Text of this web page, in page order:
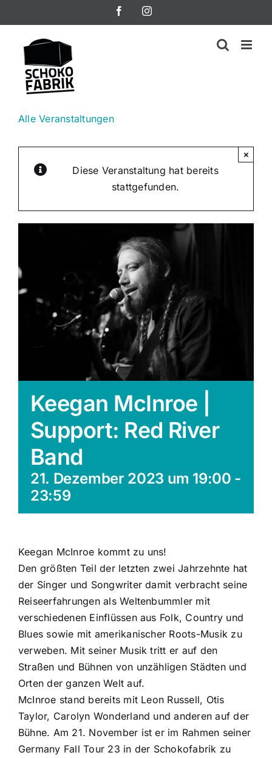
Inhalt
springen
FacebookInstagram
Alle Veranstaltungen
Diese Veranstaltung hat bereits
stattgefunden.
×
Keegan McInroe |
Support: Red River
Band
21. Dezember 2023 um 19:00 -
23:59
Keegan McInroe kommt zu uns!
Den größten Teil der letzten zwei Jahrzehnte hat
der Singer und Songwriter damit verbracht seine
Reiseerfahrungen als Weltenbummler mit
verschiedenen Einflüssen aus Folk, Country und
Blues sowie mit amerikanischer Roots-Musik zu
verweben. Mit seiner Musik tritt er auf den
Straßen und Bühnen von unzähligen Städten und
Orten der ganzen Welt auf.
McInroe stand bereits mit Leon Russell, Otis
Taylor, Carolyn Wonderland und anderen auf der
Bühne. Am 21. November ist er im Rahmen seiner
Germany Fall Tour 23 in der Schokofabrik zu